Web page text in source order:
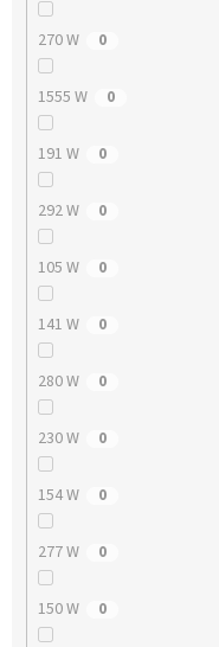
270 W 0
1555 W 0
191 W 0
292 W 0
105 W 0
141 W 0
280 W 0
230 W 0
154 W 0
277 W 0
150 W 0